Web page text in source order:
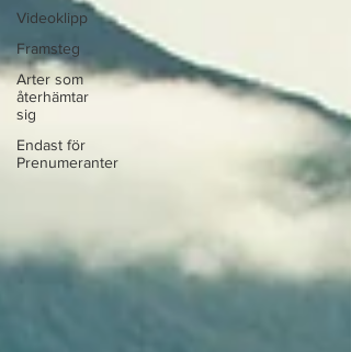
Videoklipp
Framsteg
Arter som
återhämtar
sig
Endast för
Prenumeranter